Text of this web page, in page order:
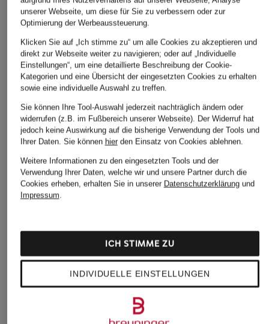
adidas TERREX
Fleecejacke TERREX
MULTI
Schöffel
Fleecejacke PURGA
99,95 €
adidas TERREX
Fleecejacke
MULTI ESSENTIALS
Boots für Damen
Pullover für Damen
Pullover für Herren
unserer Webseite, um diese für Sie zu verbessern oder zur
Optimierung der Werbeaussteuerung.
Klicken Sie auf „Ich stimme zu“ um alle Cookies zu akzeptieren und
direkt zur Webseite weiter zu navigieren; oder auf „Individuelle
Einstellungen“, um eine detaillierte Beschreibung der Cookie-
Kategorien und eine Übersicht der eingesetzten Cookies zu erhalten
sowie eine individuelle Auswahl zu treffen.
Sie können Ihre Tool-Auswahl jederzeit nachträglich ändern oder
widerrufen (z.B. im Fußbereich unserer Webseite). Der Widerruf hat
jedoch keine Auswirkung auf die bisherige Verwendung der Tools und
Ihrer Daten. Sie können hierden Einsatz von Cookies ablehnen.
Weitere Informationen zu den eingesetzten Tools und der
Verwendung Ihrer Daten, welche wir und unsere Partner durch die
Cookies erheben, erhalten Sie in unserer Datenschutzerklärungund
Impressum.
INDIVIDUELLE EINSTELLUNGEN
ICH STIMME ZU